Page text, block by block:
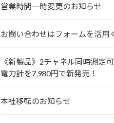
営業時間一時変更のお知らせ
お問い合わせはフォームを活用
《新製品》2チャネル同時測定
電力計を7,980円で新発売！
本社移転のお知らせ